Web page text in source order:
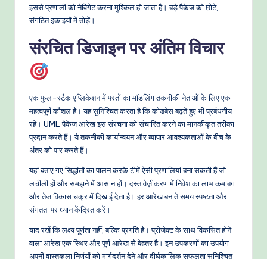
इससे प्रणाली को नेविगेट करना मुश्किल हो जाता है। बड़े पैकेज को छोटे,
संगठित इकाइयों में तोड़ें।
संरचित डिजाइन पर अंतिम विचार
एक फुल-स्टैक एप्लिकेशन में परतों का मॉडलिंग तकनीकी नेताओं के लिए एक
महत्वपूर्ण कौशल है। यह सुनिश्चित करता है कि कोडबेस बढ़ते हुए भी प्रबंधनीय
रहे। UML पैकेज आरेख इस संरचना को संचारित करने का मानकीकृत तरीका
प्रदान करते हैं। ये तकनीकी कार्यान्वयन और व्यापार आवश्यकताओं के बीच के
अंतर को पार करते हैं।
यहां बताए गए सिद्धांतों का पालन करके टीमें ऐसी प्रणालियां बना सकती हैं जो
लचीली हों और समझने में आसान हों। दस्तावेज़ीकरण में निवेश का लाभ कम बग
और तेज विकास चक्र में दिखाई देता है। हर आरेख बनाते समय स्पष्टता और
संगतता पर ध्यान केंद्रित करें।
याद रखें कि लक्ष्य पूर्णता नहीं, बल्कि प्रगति है। प्रोजेक्ट के साथ विकसित होने
वाला आरेख एक स्थिर और पूर्ण आरेख से बेहतर है। इन उपकरणों का उपयोग
अपनी वास्तुकला निर्णयों को मार्गदर्शन देने और दीर्घकालिक सफलता सुनिश्चित